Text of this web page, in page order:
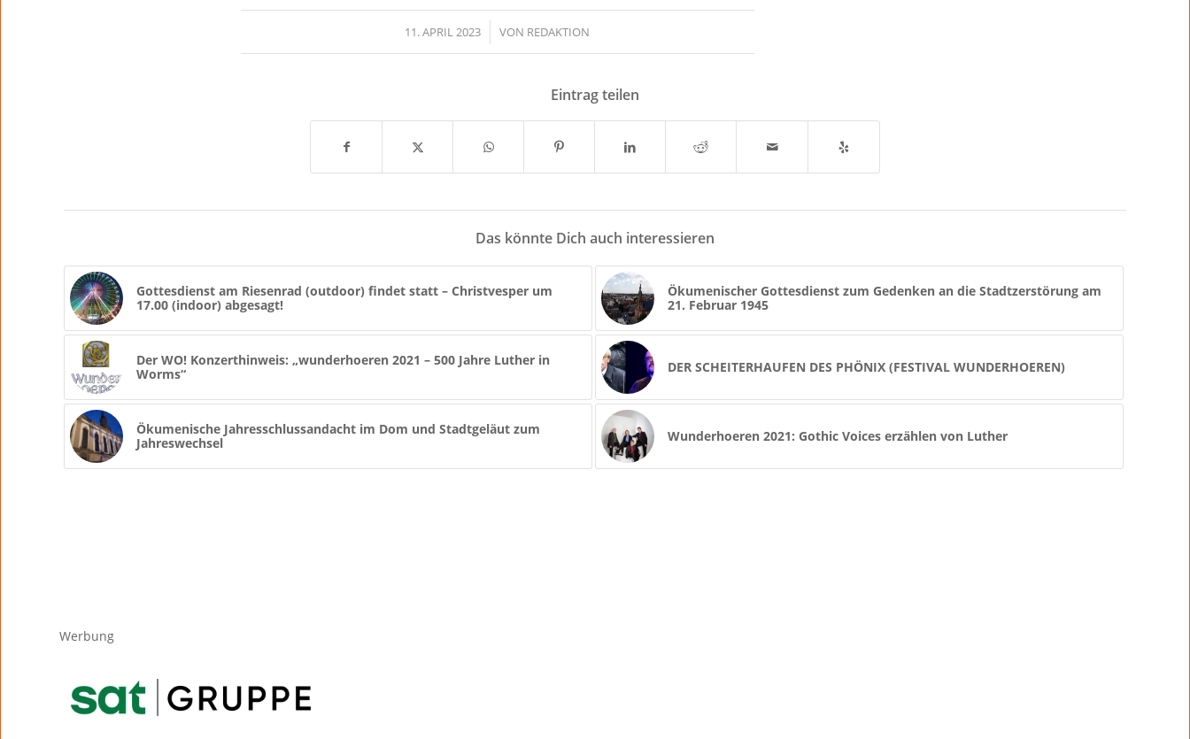
11. APRIL 2023
/ VON REDAKTION
Eintrag teilen
Das könnte Dich auch interessieren
Gottesdienst am Riesenrad (outdoor) findet statt – Christvesper um
17.00 (indoor) abgesagt!
Ökumenischer Gottesdienst zum Gedenken an die Stadtzerstörung am
21. Februar 1945
Der WO! Konzerthinweis: „wunderhoeren 2021 – 500 Jahre Luther in
Worms“
DER SCHEITERHAUFEN DES PHÖNIX (FESTIVAL WUNDERHOEREN)
Ökumenische Jahresschlussandacht im Dom und Stadtgeläut zum
Jahreswechsel
Wunderhoeren 2021: Gothic Voices erzählen von Luther
Werbung